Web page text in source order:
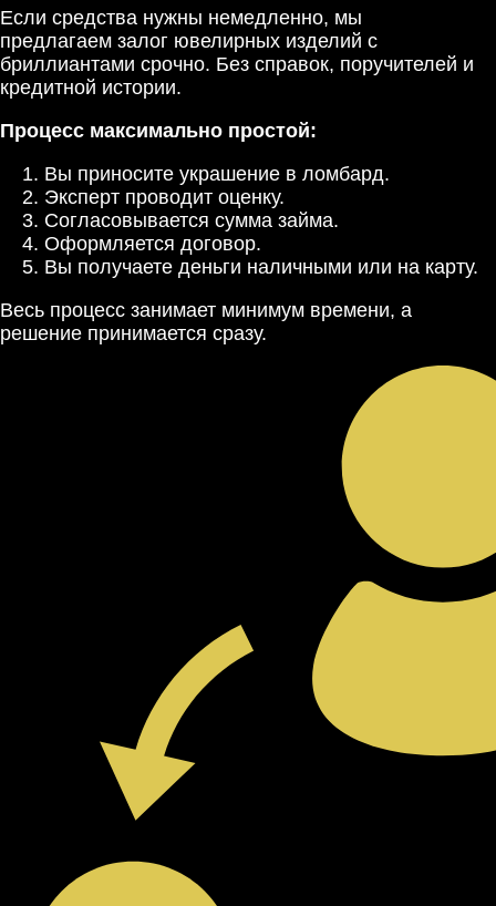
Если средства нужны немедленно, мы
предлагаем залог ювелирных изделий с
бриллиантами срочно. Без справок, поручителей и
кредитной истории.
Процесс максимально простой:
Вы приносите украшение в ломбард.
Эксперт проводит оценку.
Согласовывается сумма займа.
Оформляется договор.
Вы получаете деньги наличными или на карту.
Весь процесс занимает минимум времени, а
решение принимается сразу.